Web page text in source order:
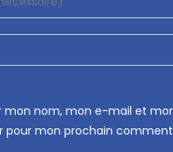
mon nom, mon e-mail et
pour mon prochain